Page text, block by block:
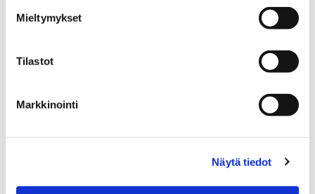
Mieltymykset
Tilastot
Markkinointi
Näytä tiedot
Etusivu
Ota yhteyttä
Porin kaupungin asiakaspalvelu